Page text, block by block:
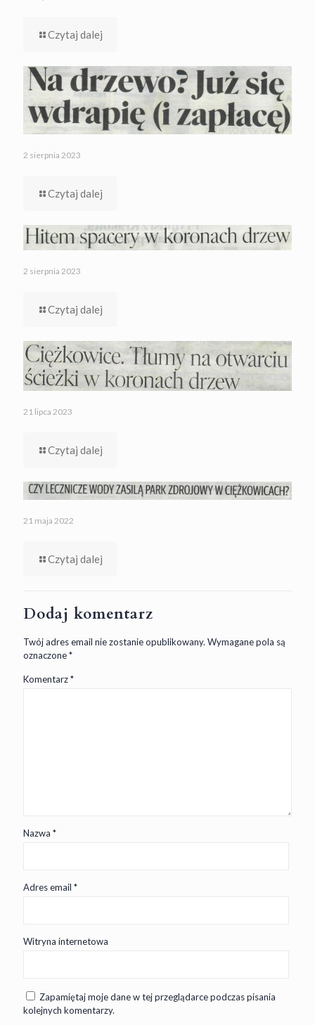
Czytaj dalej
2 sierpnia 2023
Czytaj dalej
2 sierpnia 2023
Czytaj dalej
21 lipca 2023
Czytaj dalej
21 maja 2022
Czytaj dalej
Dodaj komentarz
Twój adres email nie zostanie opublikowany. Wymagane pola są
oznaczone*
Komentarz*
Nazwa *
Adres email *
Witryna internetowa
Zapamiętaj moje dane w tej przeglądarce podczas pisania
kolejnych komentarzy.